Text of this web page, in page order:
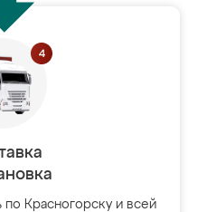
Красногорску и всей